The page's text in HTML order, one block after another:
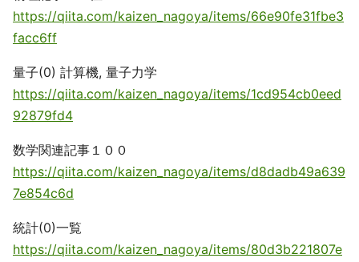
https://qiita.com/kaizen_nagoya/items/66e90fe31fbe3
facc6ff
量子(0) 計算機, 量子力学
https://qiita.com/kaizen_nagoya/items/1cd954cb0eed
92879fd4
数学関連記事１００
https://qiita.com/kaizen_nagoya/items/d8dadb49a639
7e854c6d
統計(0)一覧
https://qiita.com/kaizen_nagoya/items/80d3b221807e